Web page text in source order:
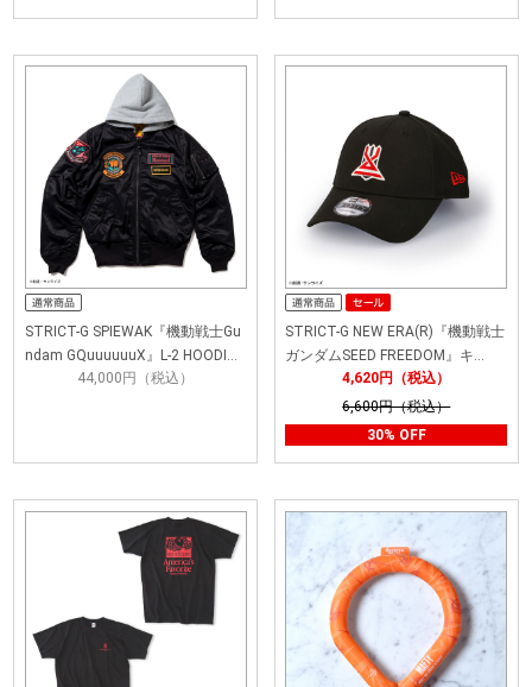
STRICT-G SPIEWAK『機動戦士Gu
ndam GQuuuuuuX』L-2 HOODI…
44,000円（税込）
STRICT-G NEW ERA(R)『機動戦士
ガンダムSEED FREEDOM』キ…
4,620円（税込）
6,600円（税込）
30% OFF